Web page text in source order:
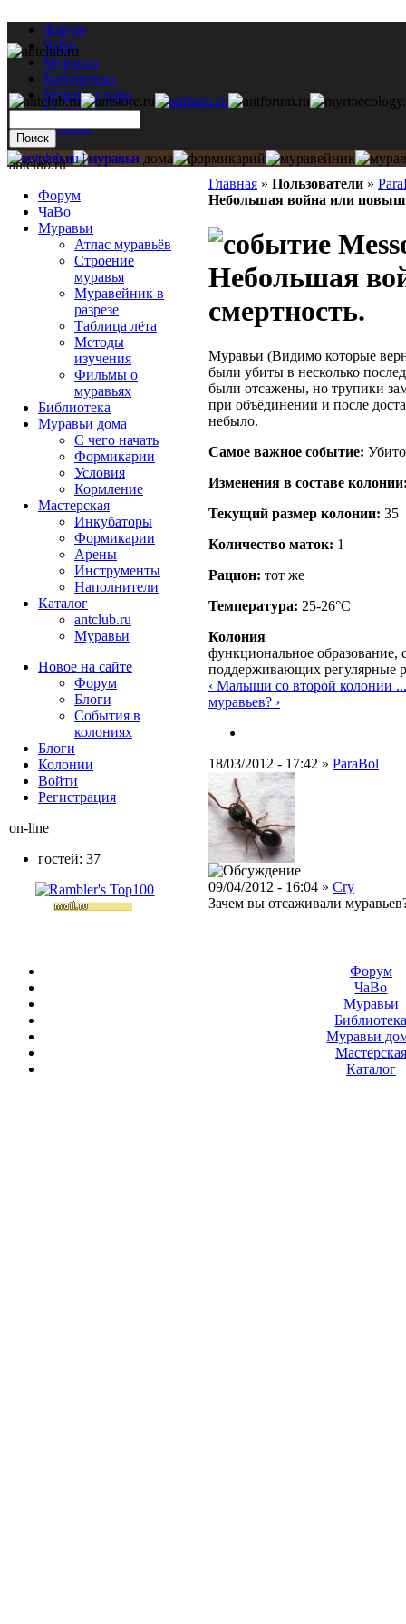
Форум
ЧаВо
Муравьи
Библиотека
Муравьи дома
Мастерская
Каталог
Главная » Пользователи »
Небольшая война или
Небольшая
смертность.
Муравьи (Видимо которые
были убиты в несколько
были отсажены, но трупики
при объёдинении и после
небыло.
Самое важное событие:
Изменения в составе
Текущий размер кoлонии: 35
Количество маток: 1
Рацион: тот же
Температура: 25-26°C
Колония
функциональное образование,
поддерживающих регулярные
‹ Малыши со второй колонии ...
муравьев? ›
18/03/2012 - 17:42 » ParaBol
09/04/2012 - 16:04 » Cry
Зачем вы отсаживали
antclub.ru
Форум
ЧаВо
Муравьи
Атлас муравьёв
Строение
муравья
Муравейник в
разрезе
Таблица лёта
Методы
изучения
Фильмы о
муравьях
Библиотека
Муравьи дома
С чего начать
Формикарии
Условия
Кормление
Мастерская
Инкубаторы
Формикарии
Арены
Инструменты
Наполнители
Каталог
antclub.ru
Муравьи
Новое на сайте
Форум
Блоги
События в
колониях
Блоги
Колонии
Войти
Peгиcтpaция
on-line
гостей: 37
Форум
ЧаВо
Муравьи
Муравьи
Мастерская
Каталог